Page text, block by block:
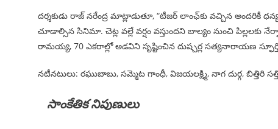
దర్శకుడు రాజ్ నరేంద్ర మాట్లాడుతూ, “టీజర్ లాంఛ్‌కు వచ్చిన అందరికీ
చూడాల్సిన సినిమా. చెట్ల వల్లే వర్షం వస్తుందని బాల్యం నుంచి
రామయ్య, 70 ఎకరాల్లో అడవిని సృష్టించిన దుష్చర్ల సత్యనారాయణ
నటీనటులు: రఘుబాబు, సమ్మెట గాంధీ, విజయలక్ష్మి, నాగ దుర్గ,
సాంకేతిక నిపుణులు